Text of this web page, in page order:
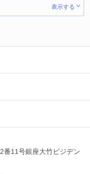
表示する
番11号銀座大竹ビジデン